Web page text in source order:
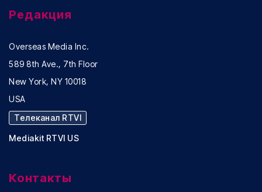
Редакция
Overseas Media Inc.
589 8th Ave., 7th Floor
New York, NY 10018
USA
Телеканал RTVI
Mediakit RTVI US
Контакты